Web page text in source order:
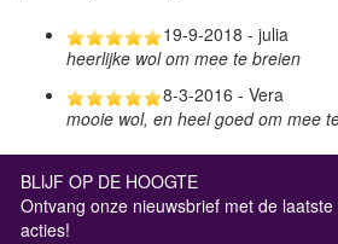
19-9-2018 - julia
heerlijke wol om mee te breien
8-3-2016 - Vera
mooie wol, en heel goed om mee
BLIJF OP DE HOOGTE
Ontvang onze nieuwsbrief met de
acties!